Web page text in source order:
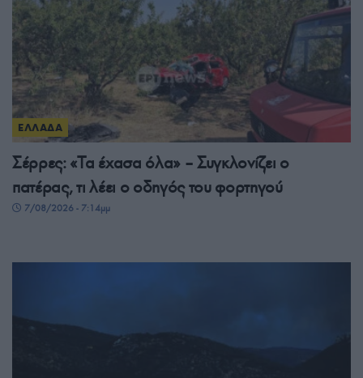
ΕΛΛΑΔΑ
Σέρρες: «Τα έχασα όλα» – Συγκλονίζει ο
πατέρας, τι λέει ο οδηγός του φορτηγού
7/08/2026 - 7:14μμ